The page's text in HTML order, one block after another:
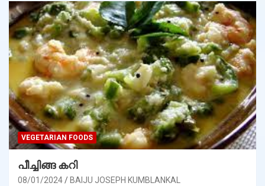
VEGETARIAN FOODS
പീച്ചിങ്ങ കറി
08/01/2024 BAIJU JOSEPH KUMBLANKAL